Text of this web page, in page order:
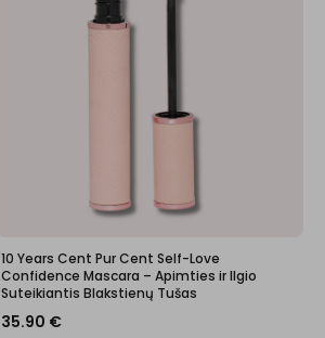
10 Years Cent Pur Cent Self-Love
Confidence Mascara – Apimties ir Ilgio
Suteikiantis Blakstienų Tušas
35.90 €